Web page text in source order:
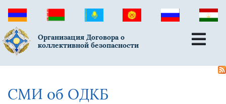
Организация Договора о
коллективной безопасности
СМИ об ОДКБ